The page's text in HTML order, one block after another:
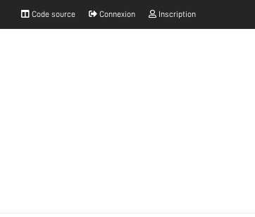
Code source Connexion Inscription